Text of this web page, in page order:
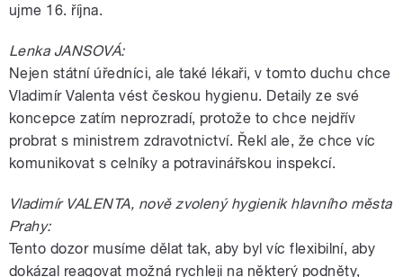
ujme 16. října.
Lenka JANSOVÁ:
Nejen státní úředníci, ale také lékaři, v tomto duchu chce
Vladimír Valenta vést českou hygienu. Detaily ze své
koncepce zatím neprozradí, protože to chce nejdřív
probrat s ministrem zdravotnictví. Řekl ale, že chce víc
komunikovat s celníky a potravinářskou inspekcí.
Vladimír VALENTA, nově zvolený hygienik hlavního města
Prahy:
Tento dozor musíme dělat tak, aby byl víc flexibilní, aby
dokázal reagovat možná rychleji na některý podněty,